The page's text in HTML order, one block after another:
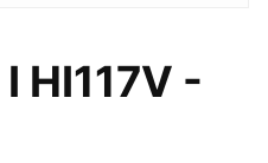
HI117V -